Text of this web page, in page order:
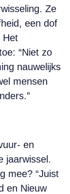
Ze
een dof
Het
“Niet zo
nauwelijks
mensen
en
jaarwissel.
mee? “Juist
en Nieuw